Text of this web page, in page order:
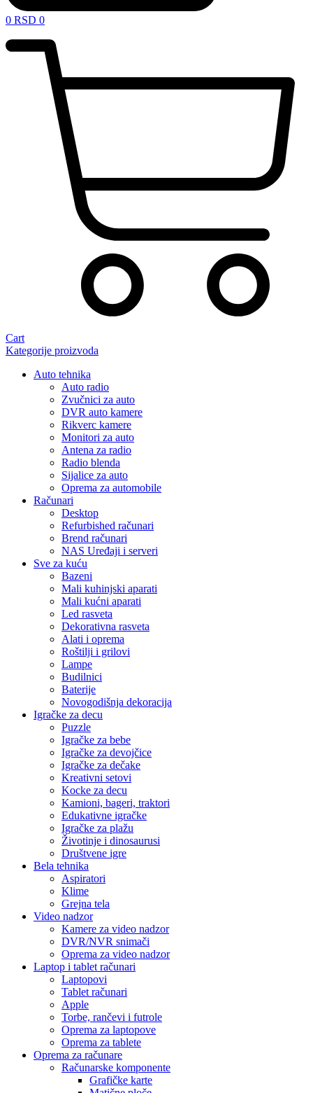
0 RSD 0
Cart
Kategorije proizvoda
Auto tehnika
Auto radio
Zvučnici za auto
DVR auto kamere
Rikverc kamere
Monitori za auto
Antena za radio
Radio blenda
Sijalice za auto
Oprema za automobile
Računari
Desktop
Refurbished računari
Brend računari
NAS Uređaji i serveri
Sve za kuću
Bazeni
Mali kuhinjski aparati
Mali kućni aparati
Led rasveta
Dekorativna rasveta
Alati i oprema
Roštilji i grilovi
Lampe
Budilnici
Baterije
Novogodišnja dekoracija
Igračke za decu
Puzzle
Igračke za bebe
Igračke za devojčice
Igračke za dečake
Kreativni setovi
Kocke za decu
Kamioni, bageri, traktori
Edukativne igračke
Igračke za plažu
Životinje i dinosaurusi
Društvene igre
Bela tehnika
Aspiratori
Klime
Grejna tela
Video nadzor
Kamere za video nadzor
DVR/NVR snimači
Oprema za video nadzor
Laptop i tablet računari
Laptopovi
Tablet računari
Apple
Torbe, rančevi i futrole
Oprema za laptopove
Oprema za tablete
Oprema za računare
Računarske komponente
Grafičke karte